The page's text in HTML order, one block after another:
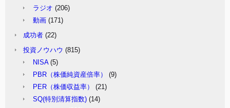
ラジオ (206)
動画 (171)
成功者 (22)
投資ノウハウ (815)
NISA(5)
PBR（株価純資産倍率）
(9)
PER（株価収益率）
(21)
SQ(特別清算指数) (14)